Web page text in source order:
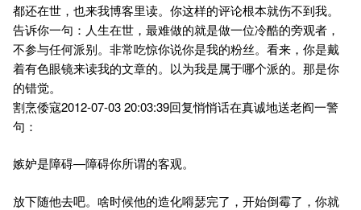
都还在世，也来我博客里读。你这样的评论根本就伤不到我。
告诉你一句：人生在世，最难做的就是做一位冷酷的旁观者，
不参与任何派别。非常吃惊你说你是我的粉丝。看来，你是戴
着有色眼镜来读我的文章的。以为我是属于哪个派的。那是你
的错觉。
割烹倭寇2012-07-03 20:03:39回复悄悄话在真诚地送老阎一警
句：
嫉妒是障碍—障碍你所谓的客观。
放下随他去吧。啥时候他的造化嘚瑟完了，开始倒霉了，你就